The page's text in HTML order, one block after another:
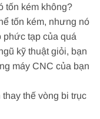
tốn kém không?
tốn kém, nhưng nó
phức tạp của quá
kỹ thuật giỏi, bạn
máy CNC của bạn
thế vòng bi trục